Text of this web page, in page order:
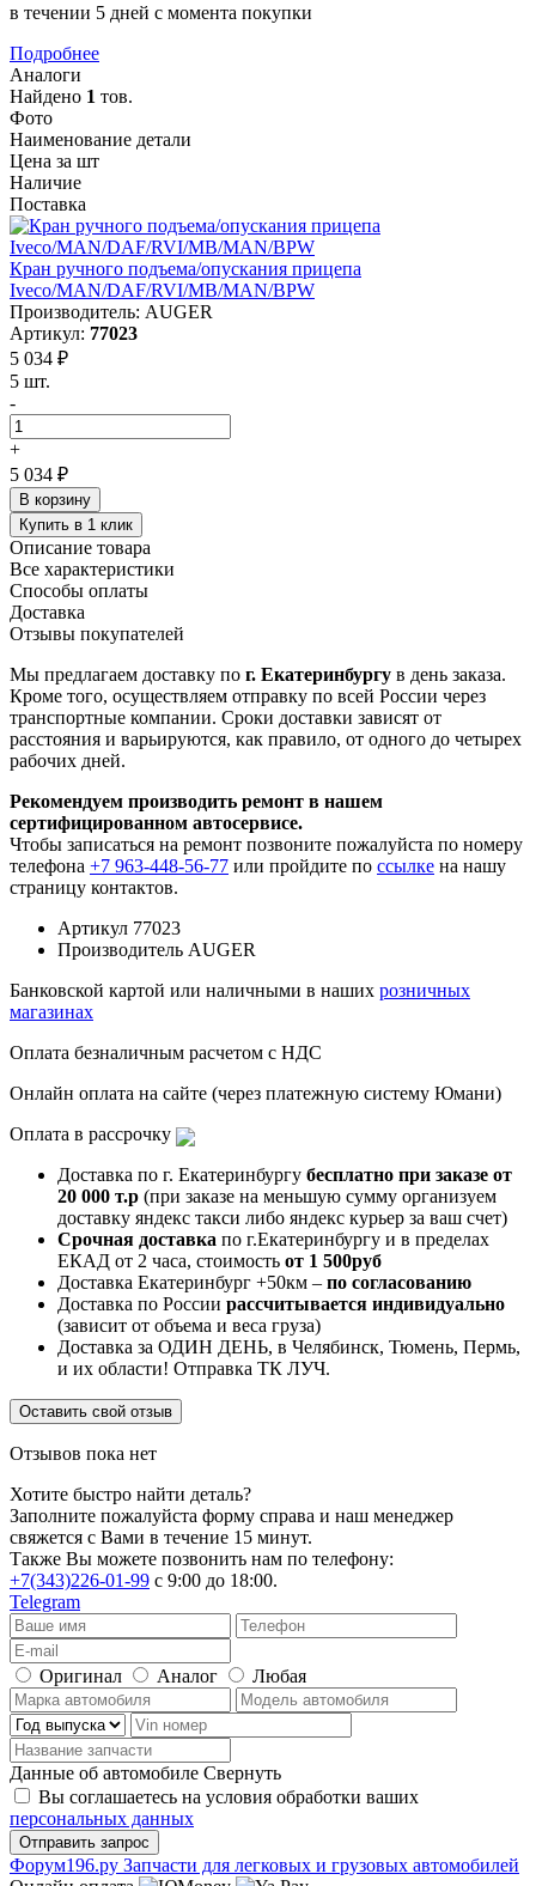
в течении 5 дней с момента покупки
Подробнее
Аналоги
Найдено 1 тов.
Фото
Наименование детали
Цена за шт
Наличие
Поставка
Кран ручного подъема/опускания прицепа
Iveco/MAN/DAF/RVI/MB/MAN/BPW
Производитель: AUGER
Артикул: 77023
5 034 ₽
5 шт.
-
+
5 034 ₽
В корзину
Купить в 1 клик
Описание товара
Все характеристики
Способы оплаты
Доставка
Отзывы покупателей
Мы предлагаем доставку по г. Екатеринбургу в день заказа.
Кроме того, осуществляем отправку по всей России через
транспортные компании. Сроки доставки зависят от
расстояния и варьируются, как правило, от одного до четырех
рабочих дней.
Рекомендуем производить ремонт в нашем
сертифицированном автосервисе.
Чтобы записаться на ремонт позвоните пожалуйста по номеру
телефона +7 963-448-56-77 или пройдите по ссылке на нашу
страницу контактов.
Артикул 77023
Производитель AUGER
Банковской картой или наличными в наших розничных
магазинах
Оплата безналичным расчетом с НДС
Онлайн оплата на сайте (через платежную систему Юмани)
Оплата в рассрочку
Доставка по г. Екатеринбургу бесплатно при заказе от
20 000 т.р (при заказе на меньшую сумму организуем
доставку яндекс такси либо яндекс курьер за ваш счет)
Срочная доставка по г.Екатеринбургу и в пределах
ЕКАД от 2 часа, стоимость от 1 500руб
Доставка Екатеринбург +50км – по согласованию
Доставка по России рассчитывается индивидуально
(зависит от объема и веса груза)
Доставка за ОДИН ДЕНЬ, в Челябинск, Тюмень, Пермь,
и их области! Отправка ТК ЛУЧ.
Оставить свой отзыв
Отзывов пока нет
Хотите быстро найти деталь?
Заполните пожалуйста форму справа и наш менеджер
свяжется с Вами в течение 15 минут.
Также Вы можете позвонить нам по телефону:
+7(343)226-01-99 с 9:00 до 18:00.
Telegram
Оригинал Аналог Любая
Данные об автомобиле Свернуть
Вы соглашаетесь на условия обработки ваших
персональных данных
Фoрум196.ру Запчасти для легковых и грузовых автомобилей